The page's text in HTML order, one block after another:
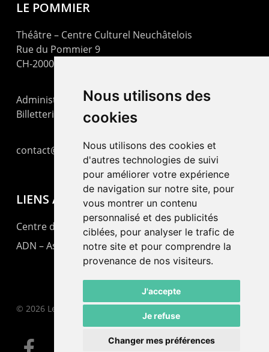
Nous utilisons des
cookies
Nous utilisons des cookies et
d'autres technologies de suivi
pour améliorer votre expérience
de navigation sur notre site, pour
vous montrer un contenu
personnalisé et des publicités
ciblées, pour analyser le trafic de
notre site et pour comprendre la
provenance de nos visiteurs.
J'accepte
Je refuse
Changer mes préférences
LE POMMIER
Théâtre – Centre Culturel Neuchâtelois
Rue du Pommier 9
CH-2000 Neuchâtel
Administration : +41 32 725 03 03
Billetterie : +41 32 725 05 05
contact@lepommier.ch
LIENS AMIS
Centre de culture ABC
ADN – Association Danse Neuchâtel
© 2026 Le Pommier.
facebook email